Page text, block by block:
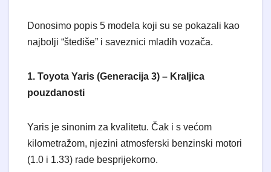
​Donosimo popis 5 modela koji su se pokazali kao
najbolji “štediše” i saveznici mladih vozača.
1. Toyota Yaris (Generacija 3) – Kraljica
pouzdanosti
​Yaris je sinonim za kvalitetu. Čak i s većom
kilometražom, njezini atmosferski benzinski motori
(1.0 i 1.33) rade besprijekorno.